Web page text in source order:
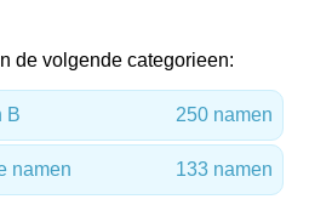
de volgende categorieen:
B 250 namen
namen 133 namen